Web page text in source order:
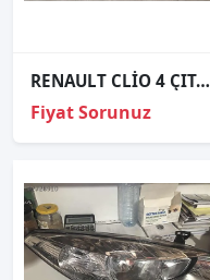
RENAULT CLİO 4 ÇITA SAĞ FAR ALTI 260448922R
Fiyat Sorunuz